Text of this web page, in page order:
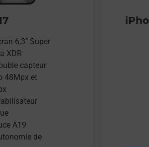
6,3’’ Super
XDR
capteur
48Mpx et
A19
de